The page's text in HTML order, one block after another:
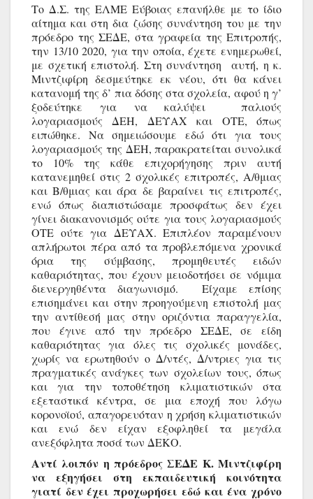
Το Δ.Σ. της ΕΛΜΕ Εύβοιας επανήλθε με το ίδιο
αίτημα και στη δια ζώσης συνάντηση του με την
πρόεδρο της ΣΕΔΕ, στα γραφεία της Επιτροπής,
την 13/10 2020, για την οποία, έχετε ενημερωθεί,
με σχετική επιστολή. Στη συνάντηση  αυτή, η κ.
Μιντζιφίρη δεσμεύτηκε εκ νέου, ότι θα κάνει
κατανομή της δ’ πια δόσης στα σχολεία, αφού η γ’
ξοδεύτηκε για να καλύψει  παλιούς
λογαριασμούς ΔΕΗ, ΔΕΥΑΧ και ΟΤΕ, όπως
ειπώθηκε. Να σημειώσουμε εδώ ότι για τους
λογαριασμούς της ΔΕΗ, παρακρατείται συνολικά
το 10% της κάθε επιχορήγησης πριν αυτή
κατανεμηθεί στις 2 σχολικές επιτροπές, Α/θμιας
και Β/θμιας και άρα δε βαραίνει τις επιτροπές,
ενώ όπως διαπιστώσαμε προσφάτως δεν έχει
γίνει διακανονισμός ούτε για τους λογαριασμούς
ΟΤΕ ούτε για ΔΕΥΑΧ. Επιπλέον παραμένουν
απλήρωτοι πέρα από τα προβλεπόμενα χρονικά
όρια της σύμβασης, προμηθευτές ειδών
καθαριότητας, που έχουν μειοδοτήσει σε νόμιμα
διενεργηθέντα διαγωνισμό.  Είχαμε επίσης
επισημάνει και στην προηγούμενη επιστολή μας
την αντίθεσή μας στην οριζόντια παραγγελία,
που έγινε από την πρόεδρο ΣΕΔΕ, σε είδη
καθαριότητας για όλες τις σχολικές μονάδες,
χωρίς να ερωτηθούν ο Δ/ντές, Δ/ντριες για τις
πραγματικές ανάγκες των σχολείων τους, όπως
και για την τοποθέτηση κλιματιστικών στα
εξεταστικά κέντρα, σε μια εποχή που λόγω
κορονοϊού, απαγορευόταν η χρήση κλιματιστικών
και ενώ δεν είχαν εξοφληθεί τα μεγάλα
ανεξόφλητα ποσά των ΔΕΚΟ.
Αντί λοιπόν η πρόεδρος ΣΕΔΕ Κ. Μιντζιφίρη
να εξηγήσει στη εκπαιδευτική κοινότητα
γιατί δεν έχει προχωρήσει εδώ και ένα χρόνο